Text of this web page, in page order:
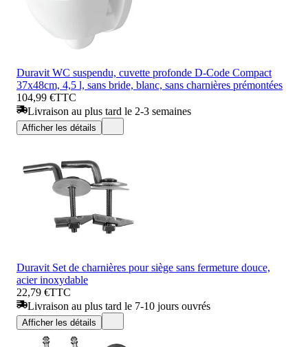
Duravit WC suspendu, cuvette profonde D-Code Compact
37x48cm, 4,5 l, sans bride, blanc, sans charnières prémontées
104,99 €TTC
Livraison au plus tard le 2-3 semaines
Afficher les détails
Duravit Set de charnières pour siège sans fermeture douce,
acier inoxydable
22,79 €TTC
Livraison au plus tard le 7-10 jours ouvrés
Afficher les détails